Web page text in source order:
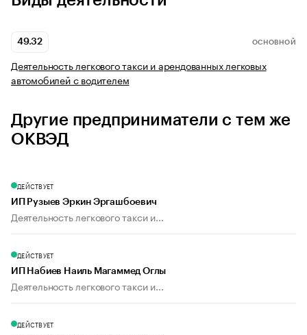
49.32 ОСНОВНОЙ
Деятельность легкового такси и арендованных легковых
автомобилей с водителем
Другие предприниматели с тем же
ОКВЭД
ДЕЙСТВУЕТ
ИП Рузыев Эркин Эргашбоевич
Деятельность легкового такси и...
ДЕЙСТВУЕТ
ИП Набиев Наиль Магаммед Оглы
Деятельность легкового такси и...
ДЕЙСТВУЕТ